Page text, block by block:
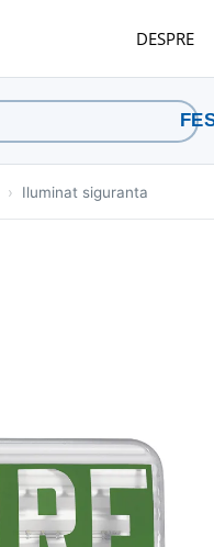
DESPRE
› Iluminat siguranta